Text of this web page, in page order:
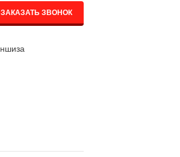
ЗАКАЗАТЬ ЗВОНОК